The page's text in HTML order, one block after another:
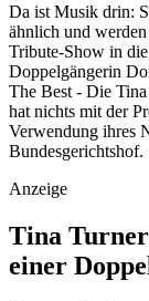
Da ist Musik drin:
ähnlich und
Tribute-Show in
Doppelgängerin
The Best - Die
hat nichts mit der
Verwendung ihres
Bundesgerichtshof.
Anzeige
Tina
einer